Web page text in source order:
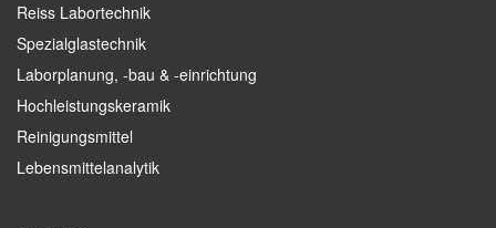
Reiss Labortechnik
Spezialglastechnik
Laborplanung, -bau & -einrichtung
Hochleistungskeramik
Reinigungsmittel
Lebensmittelanalytik